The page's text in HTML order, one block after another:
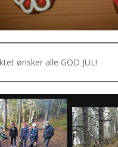
ønsker alle GOD JUL!